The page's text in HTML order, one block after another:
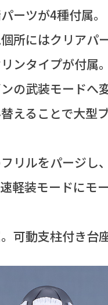
ーツが4種付属。
所にはクリアパ
ンタイプが付属
の武装モードへ
えることで大型
リルをパージし
軽装モードにモ
可動支柱付き台